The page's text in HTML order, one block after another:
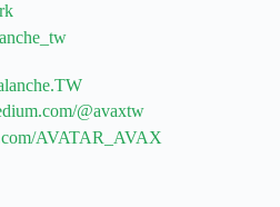
@avaxtw
AVATAR_AVAX